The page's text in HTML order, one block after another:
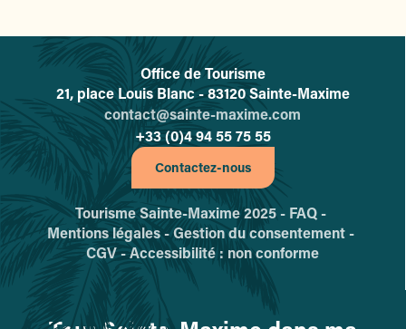
L'office de tourisme de Sainte-
Office de Tourisme
21, place Louis Blanc - 83120 Sainte-Maxime
contact@sainte-maxime.com
+33 (0)4 94 55 75 55
Contactez-nous
Tourisme Sainte-Maxime 2025 - FAQ -
Mentions légales -Gestion du consentement -
CGV -Accessibilité : non conforme